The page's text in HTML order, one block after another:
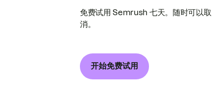
免费试用 Semrush 七天。随时可以取
消。
开始免费试用